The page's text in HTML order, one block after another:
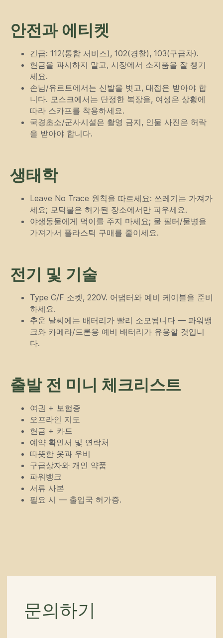
안전과 에티켓
긴급: 112(통합 서비스), 102(경찰), 103(구급차).
현금을 과시하지 말고, 시장에서 소지품을 잘 챙기
세요.
손님/유르트에서는 신발을 벗고, 대접은 받아야 합
니다. 모스크에서는 단정한 복장을, 여성은 상황에
따라 스카프를 착용하세요.
국경초소/군사시설은 촬영 금지, 인물 사진은 허락
을 받아야 합니다.
생태학
Leave No Trace 원칙을 따르세요: 쓰레기는 가져가
세요; 모닥불은 허가된 장소에서만 피우세요.
야생동물에게 먹이를 주지 마세요; 물 필터/물병을
가져가서 플라스틱 구매를 줄이세요.
전기 및 기술
Type C/F 소켓, 220V. 어댑터와 예비 케이블을 준비
하세요.
추운 날씨에는 배터리가 빨리 소모됩니다 — 파워뱅
크와 카메라/드론용 예비 배터리가 유용할 것입니
다.
출발 전 미니 체크리스트
여권 + 보험증
오프라인 지도
현금 + 카드
예약 확인서 및 연락처
따뜻한 옷과 우비
구급상자와 개인 약품
파워뱅크
서류 사본
필요 시 — 출입국 허가증.
문의하기
내비게이션
중앙아시아의 중심에
서 즐기는 지프 투어
연락처
partner@off-roadtour.com
아래 양식을 사용하여 저희에게 직접
연락하세요.
전송하기
버튼을 누르면 개인정보 처리방침에 동